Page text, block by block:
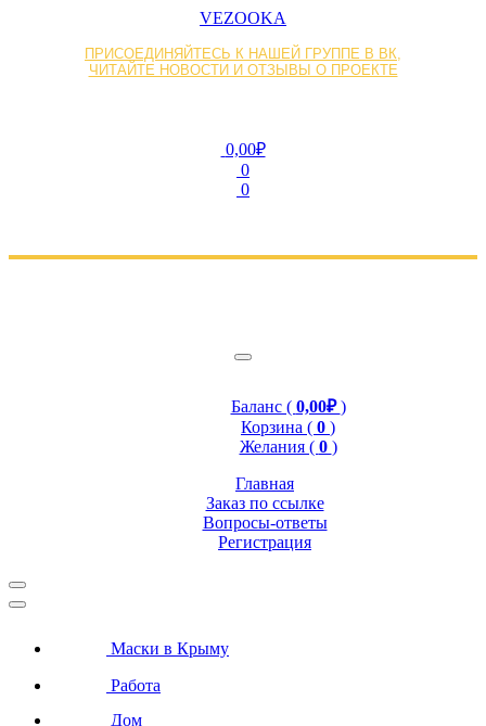
VEZOOKA
ПРИСОЕДИНЯЙТЕСЬ К НАШЕЙ ГРУППЕ В ВК,
ЧИТАЙТЕ НОВОСТИ И ОТЗЫВЫ О ПРОЕКТЕ
0,00₽
0
0
Баланс ( 0,00₽)
Корзина ( 0 )
Желания ( 0 )
Главная
Заказ по ссылке
Вопросы-ответы
Регистрация
Маски в Крыму
Работа
Дом